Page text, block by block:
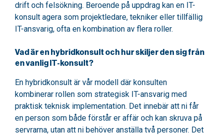
drift och felsökning. Beroende på uppdrag kan en IT-
konsult agera som projektledare, tekniker eller tillfällig
IT-ansvarig, ofta en kombination av flera roller.
Vad är en hybridkonsult och hur skiljer den sig från
en vanlig IT-konsult?
En hybridkonsult är vår modell där konsulten
kombinerar rollen som strategisk IT-ansvarig med
praktisk teknisk implementation. Det innebär att ni får
en person som både förstår er affär och kan skruva på
servrarna, utan att ni behöver anställa två personer. Det